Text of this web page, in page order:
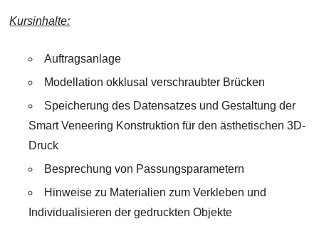
Kursinhalte:
Auftragsanlage
Modellation okklusal verschraubter Brücken
Speicherung des Datensatzes und Gestaltung der
Smart Veneering Konstruktion für den ästhetischen 3D-
Druck
Besprechung von Passungsparametern
Hinweise zu Materialien zum Verkleben und
Individualisieren der gedruckten Objekte